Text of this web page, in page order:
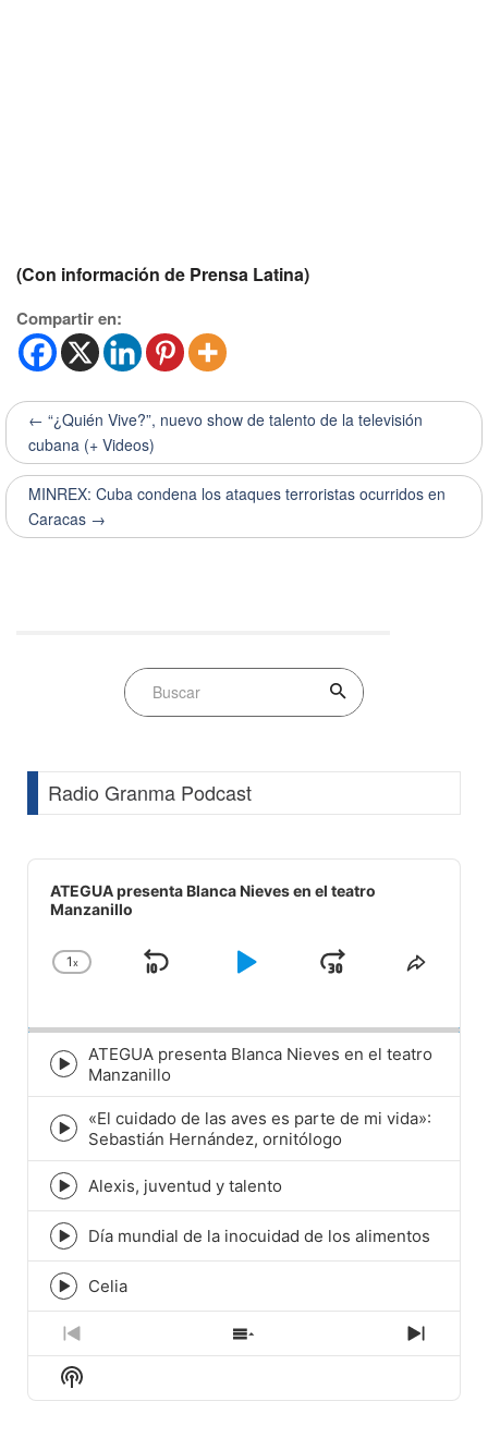
(Con información de Prensa Latina)
Compartir en:
← “¿Quién Vive?”, nuevo show de talento de la televisión
cubana (+ Videos)
MINREX: Cuba condena los ataques terroristas ocurridos en
Caracas →
Radio Granma Podcast
Audio
Player
ATEGUA presenta Blanca Nieves en el teatro
Manzanillo
Change
1x
Skip
Play
JumpShare
Episode
play
icon
ATEGUA presenta Blanca Nieves en el teatro
Manzanillo
Episode
play
icon
«El cuidado de las aves es parte de mi vida»:
Sebastián Hernández, ornitólogo
Episode
play
icon
Alexis, juventud y talento
Episode
play
icon
Día mundial de la inocuidad de los alimentos
Episode
play
icon
Celia
Previous
Episode
Show
Episodes
Next
Show
Podcast